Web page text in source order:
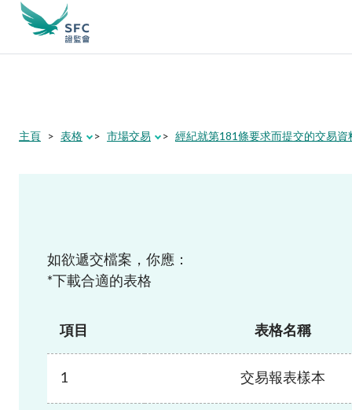
本會簡介
資料庫
新聞稿及公布
加入本會
鍵
主頁 表格 市場交易 經紀就第181條要求而提交的交易資
如欲遞交檔案，你應：
*下載合適的表格
項目 表格名稱
1 交易報表樣本